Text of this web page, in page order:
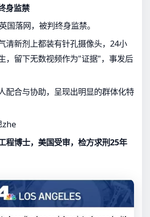
身监禁
国落网，被判终身监禁。
清新剂上都装有针孔摄像头，24小
，留下无数视频作为"证据"，事发后
配合与协助，呈现出明显的群体化特
zhe
程博士，美国受审，检方求刑25年